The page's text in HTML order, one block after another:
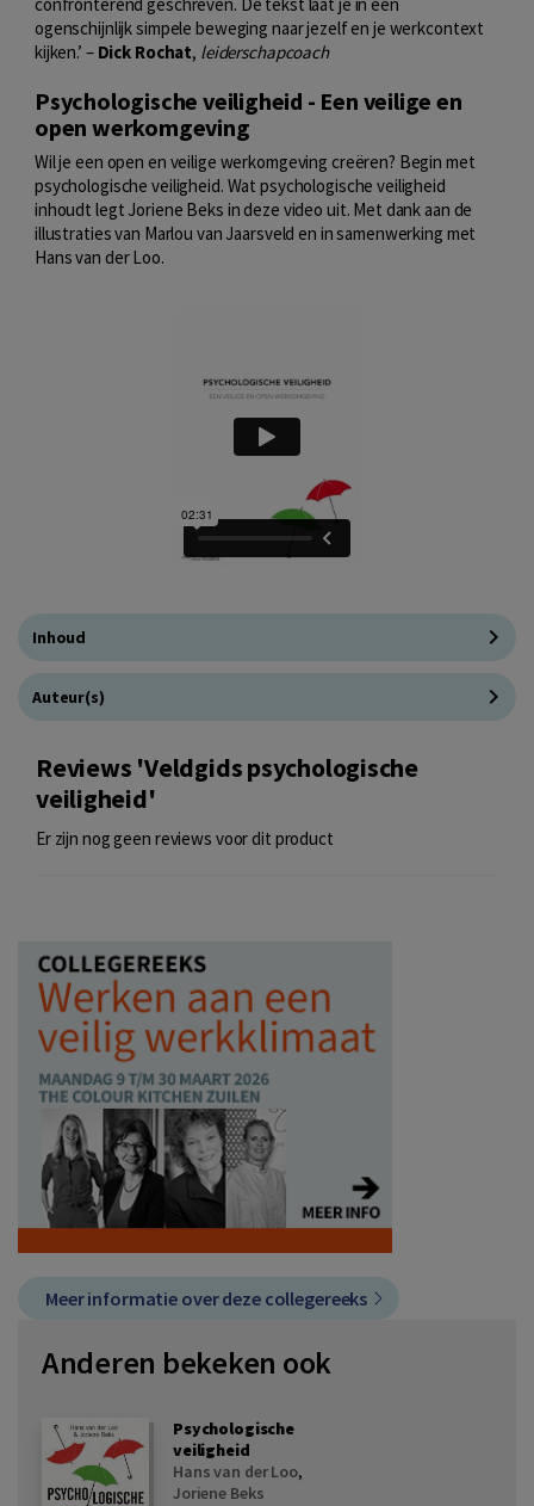
confronterend geschreven. De tekst laat je in één
ogenschijnlijk simpele beweging naar jezelf en je werkcontext
kijken.’ – Dick Rochat, leiderschapcoach
Psychologische veiligheid - Een veilige en
open werkomgeving
Wil je een open en veilige werkomgeving creëren? Begin met
psychologische veiligheid. Wat psychologische veiligheid
inhoudt legt Joriene Beks in deze video uit. Met dank aan de
illustraties van Marlou van Jaarsveld en in samenwerking met
Hans van der Loo.
Inhoud
Auteur(s)
Reviews 'Veldgids psychologische
veiligheid'
Er zijn nog geen reviews voor dit product
Meer informatie over deze collegereeks
Anderen bekeken ook
Psychologische
veiligheid
Hans van der Loo,
Joriene Beks